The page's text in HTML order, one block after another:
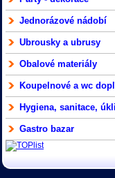
Jednorázové nádobí
Ubrousky a ubrusy
Obalové materiály
Koupelnové a wc
Hygiena, sanitace,
Gastro bazar